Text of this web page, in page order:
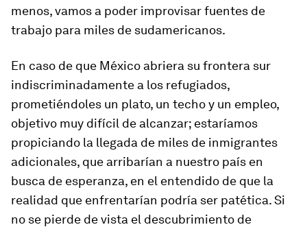
menos, vamos a poder improvisar fuentes de
trabajo para miles de sudamericanos.
En caso de que México abriera su frontera sur
indiscriminadamente a los refugiados,
prometiéndoles un plato, un techo y un empleo,
objetivo muy difícil de alcanzar; estaríamos
propiciando la llegada de miles de inmigrantes
adicionales, que arribarían a nuestro país en
busca de esperanza, en el entendido de que la
realidad que enfrentarían podría ser patética. Si
no se pierde de vista el descubrimiento de